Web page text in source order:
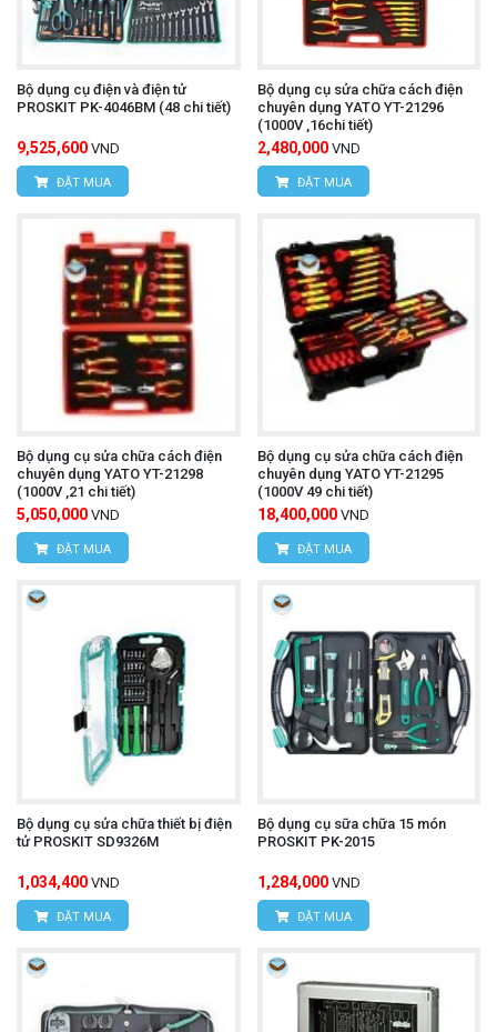
Bộ dụng cụ điện và điện tử
PROSKIT PK-4046BM (48 chi tiết)
9,525,600 VND
ĐẶT MUA
Bộ dụng cụ sửa chữa cách điện
chuyên dụng YATO YT-21296
(1000V ,16chi tiết)
2,480,000 VND
ĐẶT MUA
Bộ dụng cụ sửa chữa cách điện
chuyên dụng YATO YT-21298
(1000V ,21 chi tiết)
5,050,000 VND
ĐẶT MUA
Bộ dụng cụ sửa chữa cách điện
chuyên dụng YATO YT-21295
(1000V 49 chi tiết)
18,400,000 VND
ĐẶT MUA
Bộ dụng cụ sửa chữa thiết bị điện
tử PROSKIT SD9326M
1,034,400 VND
ĐẶT MUA
Bộ dụng cụ sữa chữa 15 món
PROSKIT PK-2015
1,284,000 VND
ĐẶT MUA